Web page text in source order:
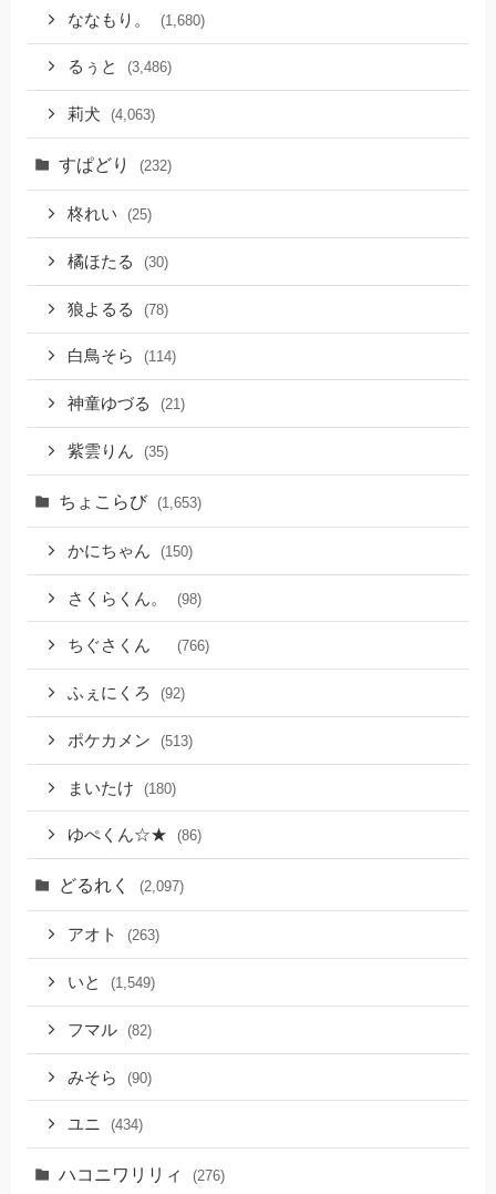
ななもり。 (1,680)
るぅと (3,486)
莉犬 (4,063)
すぱどり (232)
柊れい (25)
橘ほたる (30)
狼よるる (78)
白鳥そら (114)
神童ゆづる (21)
紫雲りん (35)
ちょこらび (1,653)
かにちゃん (150)
さくらくん。 (98)
ちぐさくん (766)
ふぇにくろ (92)
ポケカメン (513)
まいたけ (180)
ゆぺくん☆★ (86)
どるれく (2,097)
アオト (263)
いと (1,549)
フマル (82)
みそら (90)
ユニ (434)
ハコニワリリィ (276)